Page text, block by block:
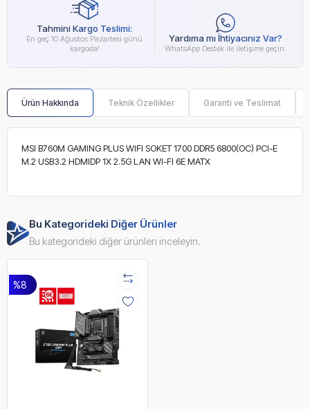
Tahmini Kargo Teslimi:
En geç 10 Ağustos Pazartesi günü
kargoda!
Yardıma mı İhtiyacınız Var?
WhatsApp Destek ile iletişime geçin.
Ürün Hakkında Teknik Özellikler Garanti ve Teslimat
MSI B760M GAMING PLUS WIFI SOKET 1700 DDR5 6800(OC) PCI-E
M.2 USB3.2 HDMIDP 1X 2.5G LAN WI-FI 6E MATX
Bu Kategorideki Diğer Ürünler
Bu kategorideki diğer ürünleri inceleyin.
%8